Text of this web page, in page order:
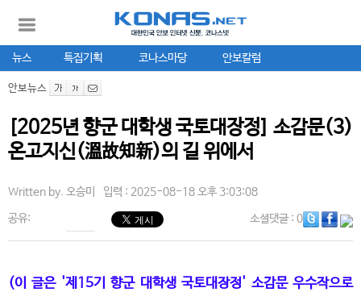
뉴스 특집기획 코나스마당 안보칼럼
안보뉴스
[2025년 향군 대학생 국토대장정] 소감문(3)
온고지신(溫故知新)의 길 위에서
Written by. 오승미 입력 : 2025-08-18 오후 3:03:08
공유: 소셜댓글: 0
(이 글은 '제15기 향군 대학생 국토대장정' 소감문 우수작으로